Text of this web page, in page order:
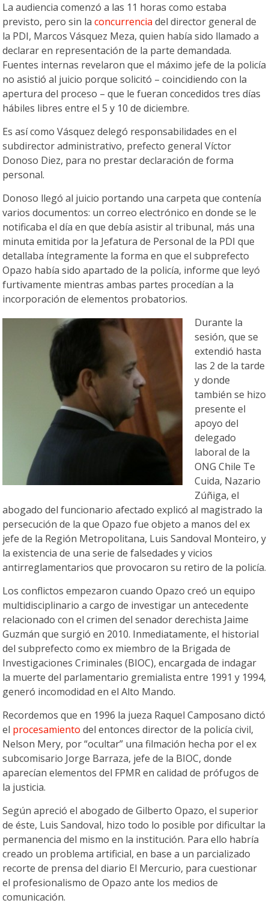
La audiencia comenzó a las 11 horas como estaba
previsto, pero sin laconcurrencia del director general de
la PDI, Marcos Vásquez Meza, quien había sido llamado a
declarar en representación de la parte demandada.
Fuentes internas revelaron que el máximo jefe de la policía
no asistió al juicio porque solicitó – coincidiendo con la
apertura del proceso – que le fueran concedidos tres días
hábiles libres entre el 5 y 10 de diciembre.
Es así como Vásquez delegó responsabilidades en el
subdirector administrativo, prefecto general Víctor
Donoso Diez, para no prestar declaración de forma
personal.
Donoso llegó al juicio portando una carpeta que contenía
varios documentos: un correo electrónico en donde se le
notificaba el día en que debía asistir al tribunal, más una
minuta emitida por la Jefatura de Personal de la PDI que
detallaba íntegramente la forma en que el subprefecto
Opazo había sido apartado de la policía, informe que leyó
furtivamente mientras ambas partes procedían a la
incorporación de elementos probatorios.
Durante la
sesión, que se
extendió hasta
las 2 de la tarde
y donde
también se hizo
presente el
apoyo del
delegado
laboral de la
ONG Chile Te
Cuida, Nazario
Zúñiga, el
abogado del funcionario afectado explicó al magistrado la
persecución de la que Opazo fue objeto a manos del ex
jefe de la Región Metropolitana, Luis Sandoval Monteiro, y
la existencia de una serie de falsedades y vicios
antirreglamentarios que provocaron su retiro de la policía.
Los conflictos empezaron cuando Opazo creó un equipo
multidisciplinario a cargo de investigar un antecedente
relacionado con el crimen del senador derechista Jaime
Guzmán que surgió en 2010. Inmediatamente, el historial
del subprefecto como ex miembro de la Brigada de
Investigaciones Criminales (BIOC), encargada de indagar
la muerte del parlamentario gremialista entre 1991 y 1994,
generó incomodidad en el Alto Mando.
Recordemos que en 1996 la jueza Raquel Camposano dictó
el procesamiento del entonces director de la policía civil,
Nelson Mery, por “ocultar” una filmación hecha por el ex
subcomisario Jorge Barraza, jefe de la BIOC, donde
aparecían elementos del FPMR en calidad de prófugos de
la justicia.
Según apreció el abogado de Gilberto Opazo, el superior
de éste, Luis Sandoval, hizo todo lo posible por dificultar la
permanencia del mismo en la institución. Para ello habría
creado un problema artificial, en base a un parcializado
recorte de prensa del diario El Mercurio, para cuestionar
el profesionalismo de Opazo ante los medios de
comunicación.